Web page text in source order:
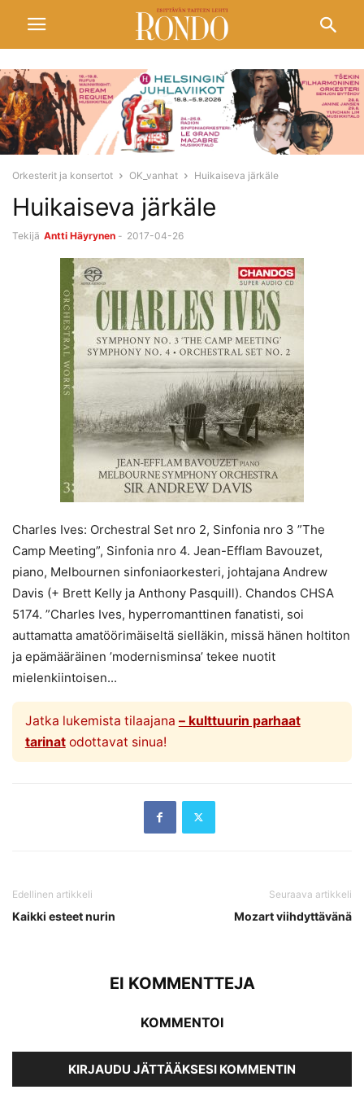
Orkesterit ja konsertot OK_vanhat Huikaiseva järkäle
Huikaiseva järkäle
Tekijä Antti Häyrynen - 2017-04-26
Charles Ives: Orchestral Set nro 2, Sinfonia nro 3 ”The
Camp Meeting”, Sinfonia nro 4. Jean-Efflam Bavouzet,
piano, Melbournen sinfoniaorkesteri, johtajana Andrew
Davis (+ Brett Kelly ja Anthony Pasquill). Chandos CHSA
5174. ”Charles Ives, hyperromanttinen fanatisti, soi
auttamatta amatöörimäiseltä sielläkin, missä hänen holtiton
ja epämääräinen ’modernisminsa’ tekee nuotit
mielenkiintoisen...
Jatka lukemista tilaajana – kulttuurin parhaat
tarinatodottavat sinua!
Edellinen artikkeli
Kaikki esteet nurin
Seuraava artikkeli
Mozart viihdyttävänä
EI KOMMENTTEJA
KOMMENTOI
KIRJAUDU JÄTTÄÄKSESI KOMMENTIN